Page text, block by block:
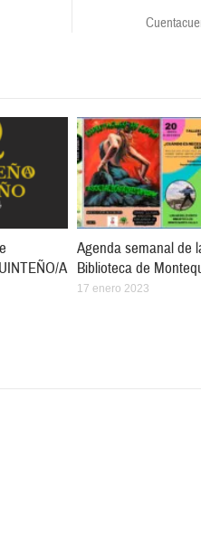
A
Agenda semanal de
Biblioteca de
17 enero 2023